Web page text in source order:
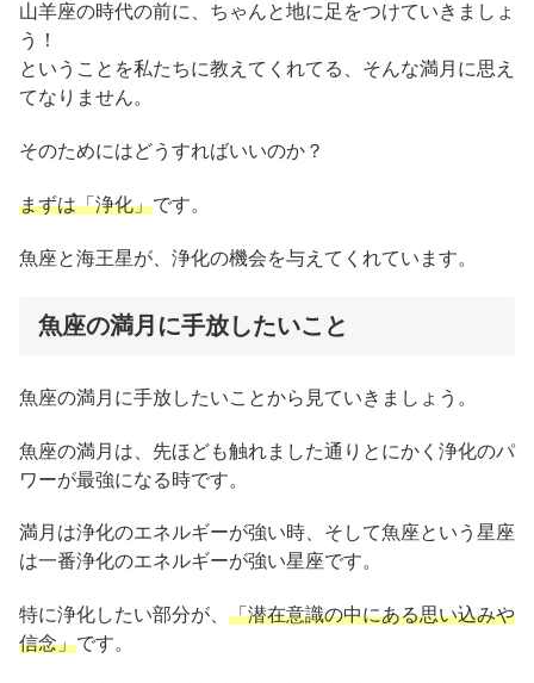
山羊座の時代の前に、ちゃんと地に足をつけていきましょ
う！
ということを私たちに教えてくれてる、そんな満月に思え
てなりません。
そのためにはどうすればいいのか？
まずは「浄化」です。
魚座と海王星が、浄化の機会を与えてくれています。
魚座の満月に手放したいこと
魚座の満月に手放したいことから見ていきましょう。
魚座の満月は、先ほども触れました通りとにかく浄化のパ
ワーが最強になる時です。
満月は浄化のエネルギーが強い時、そして魚座という星座
は一番浄化のエネルギーが強い星座です。
特に浄化したい部分が、 「潜在意識の中にある思い込みや
信念」です。